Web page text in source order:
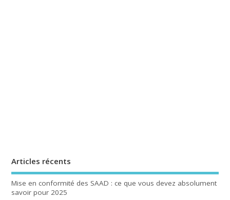
Articles récents
Mise en conformité des SAAD : ce que vous devez absolument
savoir pour 2025